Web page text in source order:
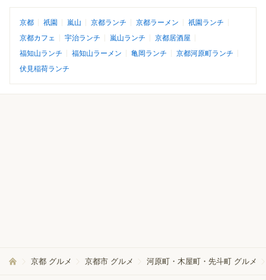
京都 祇園 嵐山 京都ランチ 京都ラーメン
祇園ランチ
京都カフェ
宇治ランチ 嵐山ランチ
京都居酒屋
福知山ランチ
福知山ラーメン 亀岡ランチ
京都河原町ランチ
伏見稲荷ランチ
京都 グルメ 京都市 グルメ 河原町・木屋町・先斗町 グルメ